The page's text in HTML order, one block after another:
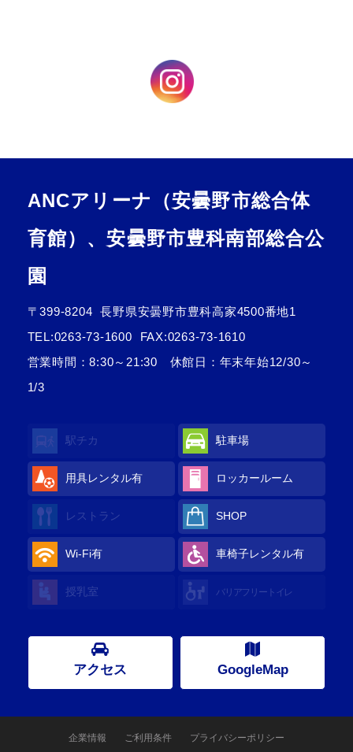
ANCアリーナ（安曇野市総合体
育館）、安曇野市豊科南部総合公
園
〒399-8204
長野県安曇野市豊科高家4500番地1
TEL:0263-73-1600
FAX:0263-73-1610
営業時間：8:30～21:30 休館日：年末年始12/30～
1/3
駅チカ 駐車場
用具レンタル有 ロッカールーム
レストラン SHOP
Wi-Fi有 車椅子レンタル有
授乳室 バリアフリートイレ
アクセス GoogleMap
企業情報 ご利用条件 プライバシーポリシー